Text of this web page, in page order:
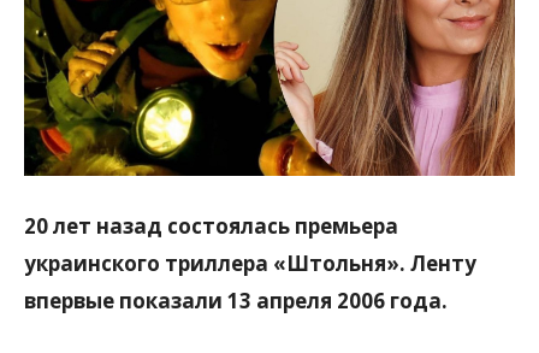
20 лет назад состоялась премьера
украинского триллера «Штольня». Ленту
впервые показали 13 апреля 2006 года.